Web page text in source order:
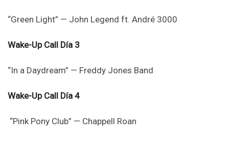
“Green Light” — John Legend ft. André 3000
Wake-Up Call Día 3
“In a Daydream” — Freddy Jones Band
Wake-Up Call Día 4
“Pink Pony Club” — Chappell Roan